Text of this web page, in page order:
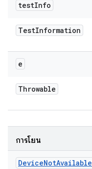
testInfo
TestInformation
e
Throwable
การโยน
DeviceNotAvailable